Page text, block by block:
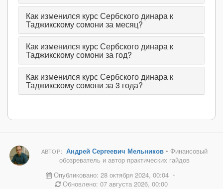
Как изменился курс Сербского динара к
Таджикскому сомони за месяц?
Как изменился курс Сербского динара к
Таджикскому сомони за год?
Как изменился курс Сербского динара к
Таджикскому сомони за 3 года?
АВТОР: Андрей Сергеевич Мельников• Финансовый
обозреватель и автор практических гайдов
Опубликовано: 28 октября 2024, 00:04 •
Обновлено: 07 августа 2026, 00:00